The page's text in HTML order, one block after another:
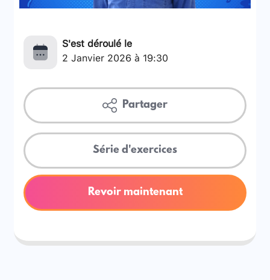
S'est déroulé le
2 Janvier 2026 à 19:30
Partager
Série d'exercices
Revoir maintenant